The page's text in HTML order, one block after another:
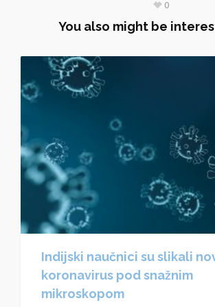
0
You also might be
Indijski naučnici su slikali
koronavirus pod snažnim
mikroskopom